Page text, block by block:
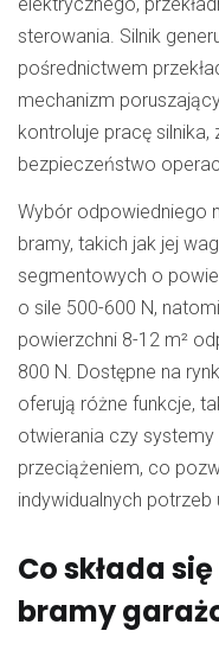
sterowania. Silnik
pośrednictwem
mechanizm
kontroluje pracę silnika,
bezpieczeństwo
Wybór odpowiedniego
bramy, takich jak jej
segmentowych o
o sile 500-600 N,
powierzchni 8-12 m²
800 N. Dostępne na
oferują różne funkcje,
otwierania czy
przeciążeniem, co
indywidualnych potrzeb
Co składa
bramy